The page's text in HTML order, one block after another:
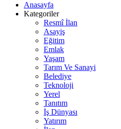
Anasayfa
Kategoriler
Resmî İlan
Asayiş
Eğitim
Emlak
Yaşam
Tarım Ve Sanayi
Belediye
Teknoloji
Yerel
Tanıtım
İş Dünyası
Yatırım